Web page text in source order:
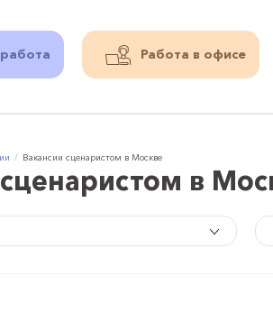
Работа в офисе
Вакансии сценаристом в Москве
в